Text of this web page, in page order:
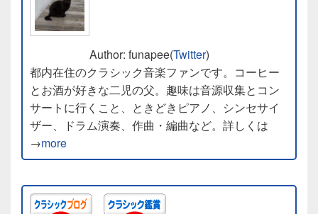
Author: funapee(Twitter)
都内在住のクラシック音楽ファンです。コーヒー
とお酒が好きな二児の父。趣味は音源収集とコン
サートに行くこと、ときどきピアノ、シンセサイ
ザー、ドラム演奏、作曲・編曲など。詳しくは
→more